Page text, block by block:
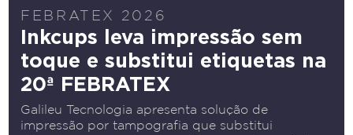
FEBRATEX 2026
Inkcups leva impressão sem
toque e substitui etiquetas na
20ª FEBRATEX
Galileu Tecnologia apresenta solução de
impressão por tampografia que substitui